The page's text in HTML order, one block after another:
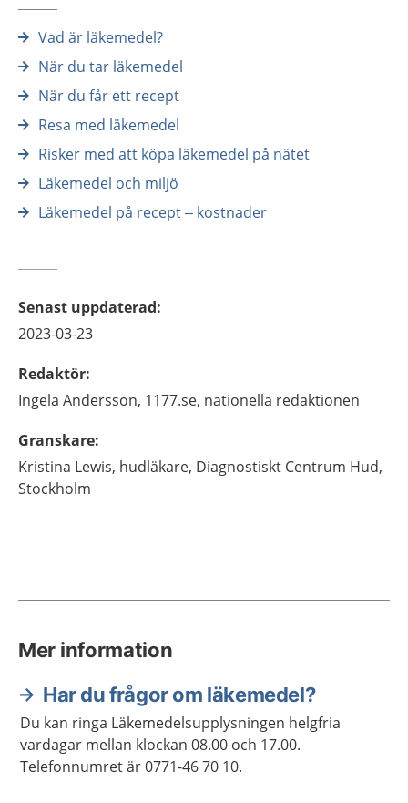
Vad är läkemedel?
När du tar läkemedel
När du får ett recept
Resa med läkemedel
Risker med att köpa läkemedel på nätet
Läkemedel och miljö
Läkemedel på recept – kostnader
Senast uppdaterad:
2023-03-23
Redaktör:
Ingela Andersson, 1177.se, nationella redaktionen
Granskare:
Kristina Lewis, hudläkare, Diagnostiskt Centrum Hud,
Stockholm
Mer information
Har du frågor om läkemedel?
Du kan ringa Läkemedelsupplysningen helgfria
vardagar mellan klockan 08.00 och 17.00.
Telefonnumret är 0771-46 70 10.